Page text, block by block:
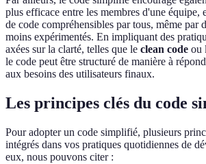
plus efficace entre les membres d'une équipe,
de code compréhensibles par tous, même par
moins expérimentés. En impliquant des
axées sur la clarté, telles que le clean code ou
le code peut être structuré de manière à
aux besoins des utilisateurs finaux.
Les principes clés du code
Pour adopter un code simplifié, plusieurs
intégrés dans vos pratiques quotidiennes de
eux, nous pouvons citer :